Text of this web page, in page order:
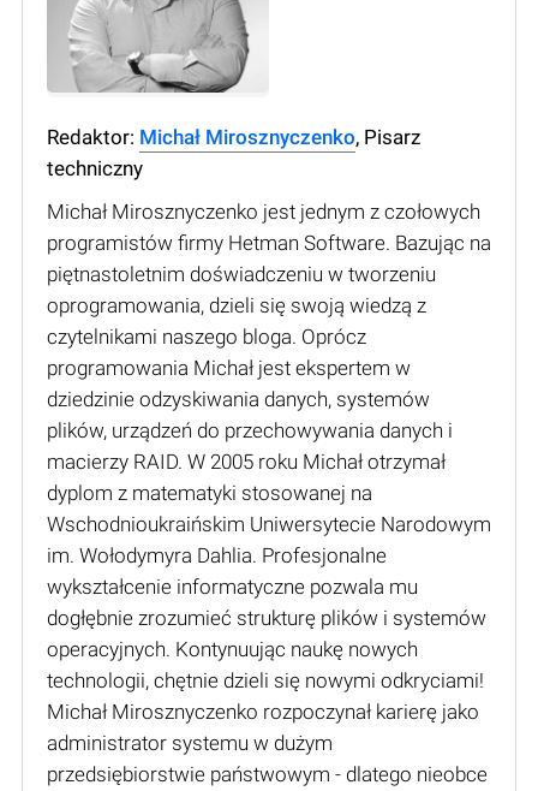
Redaktor: Michał Mirosznyczenko, Pisarz
techniczny
Michał Mirosznyczenko jest jednym z czołowych
programistów firmy Hetman Software. Bazując na
piętnastoletnim doświadczeniu w tworzeniu
oprogramowania, dzieli się swoją wiedzą z
czytelnikami naszego bloga. Oprócz
programowania Michał jest ekspertem w
dziedzinie odzyskiwania danych, systemów
plików, urządzeń do przechowywania danych i
macierzy RAID. W 2005 roku Michał otrzymał
dyplom z matematyki stosowanej na
Wschodnioukraińskim Uniwersytecie Narodowym
im. Wołodymyra Dahlia. Profesjonalne
wykształcenie informatyczne pozwala mu
dogłębnie zrozumieć strukturę plików i systemów
operacyjnych. Kontynuując naukę nowych
technologii, chętnie dzieli się nowymi odkryciami!
Michał Mirosznyczenko rozpoczynał karierę jako
administrator systemu w dużym
przedsiębiorstwie państwowym - dlatego nieobce